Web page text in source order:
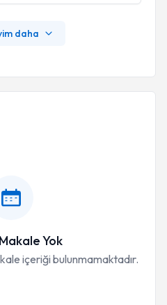
daha
Yok
içeriği bulunmamaktadır.